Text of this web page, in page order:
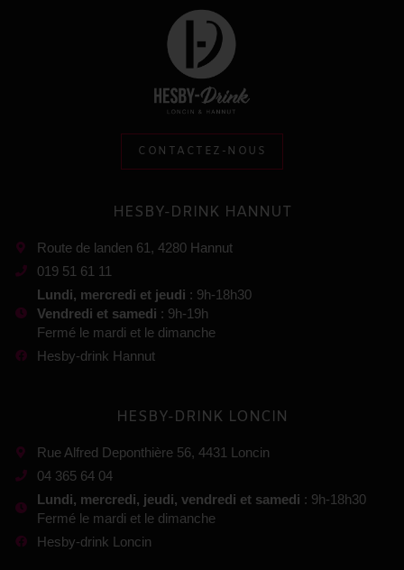
CONTACTEZ-NOUS
HESBY-DRINK HANNUT
Route de landen 61, 4280 Hannut
019 51 61 11
Lundi, mercredi et jeudi : 9h-18h30
Vendredi et samedi : 9h-19h
Fermé le mardi et le dimanche
Hesby-drink Hannut
HESBY-DRINK LONCIN
Rue Alfred Deponthière 56, 4431 Loncin
04 365 64 04
Lundi, mercredi, jeudi, vendredi et samedi : 9h-18h30
Fermé le mardi et le dimanche
Hesby-drink Loncin